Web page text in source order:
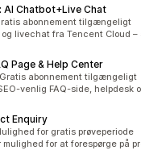
AI Chatbot+Live Chat
i altabonnement tilgængeligt
livechat fra Tencent Cloud –
Page & Help Center
i alt
Gratis abonnement tilgængeligt
venlig FAQ-side, helpdesk
Enquiry
i alt for gratis prøveperiode
mulighed for at forespørge på